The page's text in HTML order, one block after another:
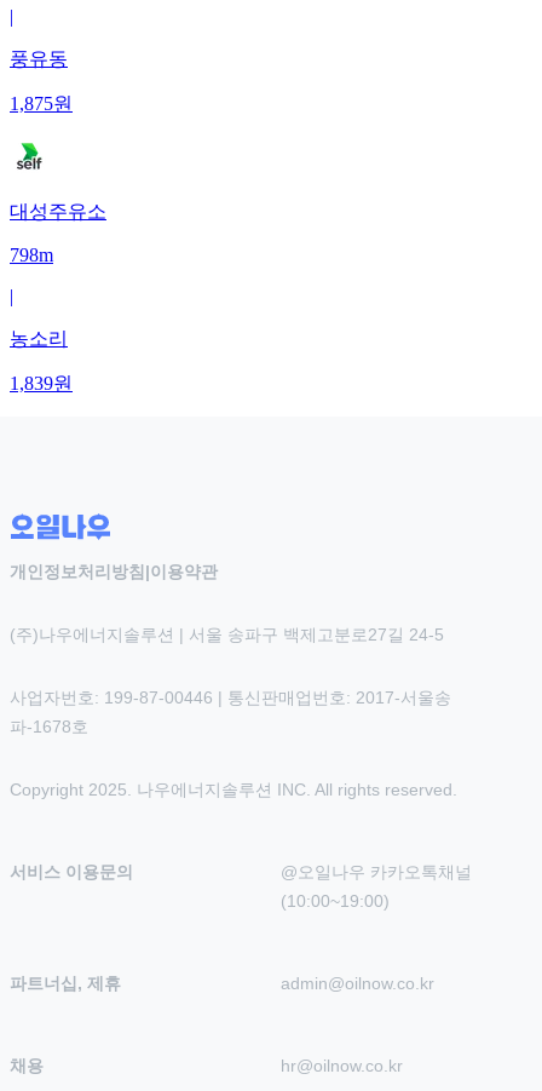
|
풍유동
1,875원
대성주유소
798m
|
농소리
1,839원
개인정보처리방침 |이용약관
(주)나우에너지솔루션 | 서울 송파구 백제고분로27길 24-5
사업자번호: 199-87-00446 | 통신판매업번호: 2017-서울송
파-1678호
Copyright 2025. 나우에너지솔루션 INC. All rights reserved.
서비스 이용문의
@오일나우 카카오톡채널
(10:00~19:00)
파트너십, 제휴 admin@oilnow.co.kr
채용 hr@oilnow.co.kr